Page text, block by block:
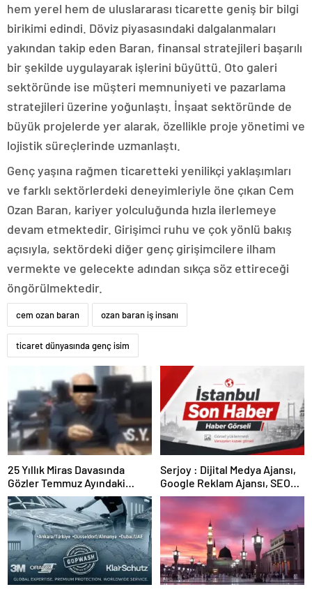
hem yerel hem de uluslararası ticarette geniş bir bilgi
birikimi edindi. Döviz piyasasındaki dalgalanmaları
yakından takip eden Baran, finansal stratejileri başarılı
bir şekilde uygulayarak işlerini büyüttü. Oto galeri
sektöründe ise müşteri memnuniyeti ve pazarlama
stratejileri üzerine yoğunlaştı. İnşaat sektöründe de
büyük projelerde yer alarak, özellikle proje yönetimi ve
lojistik süreçlerinde uzmanlaştı.
Genç yaşına rağmen ticaretteki yenilikçi yaklaşımları
ve farklı sektörlerdeki deneyimleriyle öne çıkan Cem
Ozan Baran, kariyer yolculuğunda hızla ilerlemeye
devam etmektedir. Girişimci ruhu ve çok yönlü bakış
açısıyla, sektördeki diğer genç girişimcilere ilham
vermekte ve gelecekte adından sıkça söz ettireceği
öngörülmektedir.
cem ozan baran ozan baran iş insanı
ticaret dünyasında genç isim
25 Yıllık Miras Davasında
Gözler Temmuz Ayındaki
Karar Duruşmasına Çevrildi
Serjoy : Dijital Medya Ajansı,
Google Reklam Ajansı, SEO
Ajansı ve Web Tasarım Ajansı